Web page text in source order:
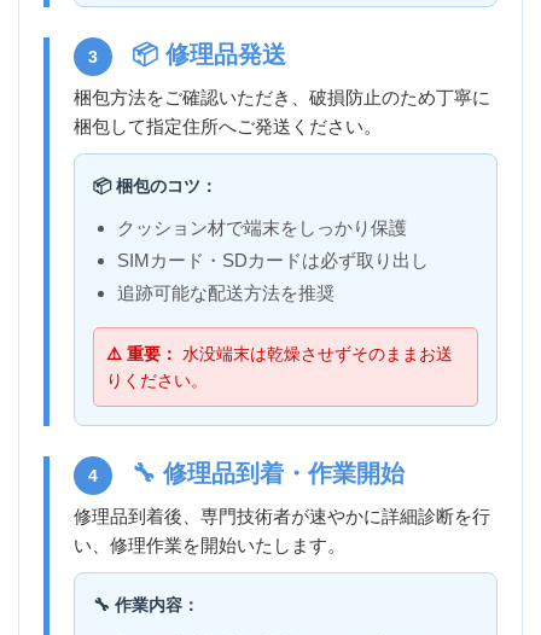
3 📦 修理品発送
梱包方法をご確認いただき、破損防止のため丁寧に
梱包して指定住所へご発送ください。
📦 梱包のコツ：
クッション材で端末をしっかり保護
SIMカード・SDカードは必ず取り出し
追跡可能な配送方法を推奨
⚠️ 重要： 水没端末は乾燥させずそのままお送
りください。
4 🔧 修理品到着・作業開始
修理品到着後、専門技術者が速やかに詳細診断を行
い、修理作業を開始いたします。
🔧 作業内容：